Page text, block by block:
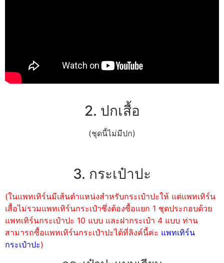
2. ปกเสื้อ
(ชุดนี้ไม่มีปก)
3. กระเป๋าปะ
(ในแพทเทิร์นมีเส้นตำแหน่งสำหรับกระเป๋าปะให้ แต่แพทเทิร์น
เสื้อไม่รวมแพทเทิร์นกระเป๋าซึ่งต้องซื้อแยก 1 ชุดประกอบด้วย
แพทเทิร์นกระเป๋าปะ 10 แบบ และฝากระเป๋า 4 แบบ ท่าน
สามารถซื้อแพทเทิร์นกระเป๋าปะได้ที่ลิงค์นี้ค่ะ แพทเทิร์น
กระเป๋าปะ)